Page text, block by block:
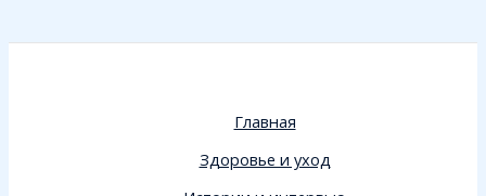
Главная
Здоровье и уход